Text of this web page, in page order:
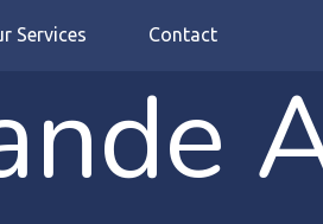
Services Contact